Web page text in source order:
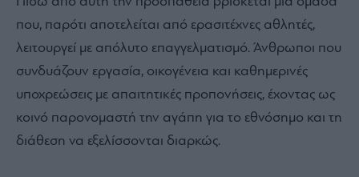
που, παρότι αποτελείται από ερασιτέχνες αθλητές,
λειτουργεί με απόλυτο επαγγελματισμό. Άνθρωποι που
συνδυάζουν εργασία, οικογένεια και καθημερινές
υποχρεώσεις με απαιτητικές προπονήσεις, έχοντας ως
κοινό παρονομαστή την αγάπη για το εθνόσημο και τη
διάθεση να εξελίσσονται διαρκώς.